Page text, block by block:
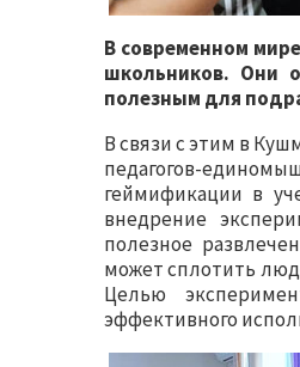
В современном
школьников. Они
полезным для
В связи с этим в
педагогов-
геймификации в
внедрение
полезное
может сплотить
Целью
эффективного